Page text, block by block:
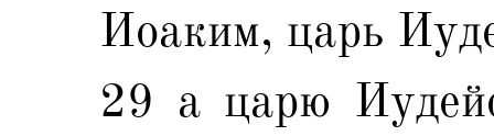
Иоаким, царь
29 а царю